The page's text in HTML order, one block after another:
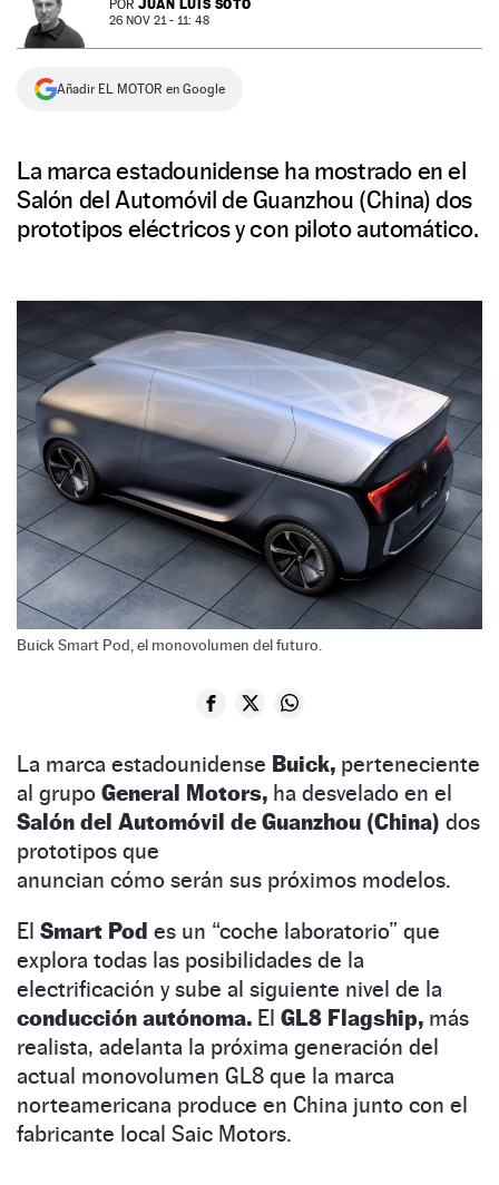
NEWSLETTER
SÍGUENOS
POR JUAN LUIS SOTO
26 NOV 21 - 11: 48
Añadir EL MOTOR en Google
La marca estadounidense ha mostrado en el
Salón del Automóvil de Guanzhou (China) dos
prototipos eléctricos y con piloto automático.
Buick Smart Pod, el monovolumen del futuro.
La marca estadounidense Buick, perteneciente
al grupo General Motors, ha desvelado en el
Salón del Automóvil de Guanzhou (China) dos
prototipos que
anuncian cómo serán sus próximos modelos.
El Smart Pod es un “coche laboratorio” que
explora todas las posibilidades de la
electrificación y sube al siguiente nivel de la
conducción autónoma. El GL8 Flagship, más
realista, adelanta la próxima generación del
actual monovolumen GL8 que la marca
norteamericana produce en China junto con el
fabricante local Saic Motors.